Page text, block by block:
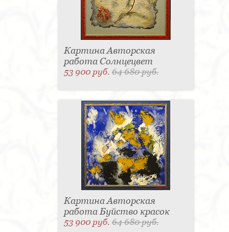
Картина Авторская
работа Солнцецвет
53 900 руб.64 680 руб.
Картина Авторская
работа Буйство красок
53 900 руб.64 680 руб.